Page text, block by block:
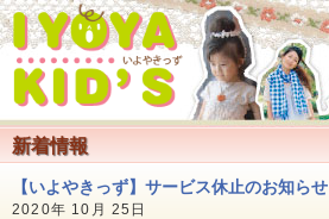
新着情報
【いよやきっず】サービス休止のお知らせ
2020年 10月 25日